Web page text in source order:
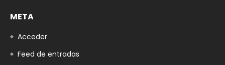
META
Acceder
Feed de entradas